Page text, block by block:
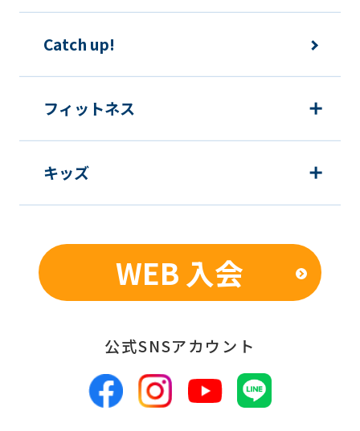
so
an
The
translation
differ
from
the
Catch up!
フィットネス
キッズ
WEB 入会
公式SNSアカウント